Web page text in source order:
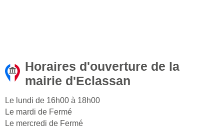
Horaires d'ouverture de la
mairie d'Eclassan
Le lundi de 16h00 à 18h00
Le mardi de Fermé
Le mercredi de Fermé